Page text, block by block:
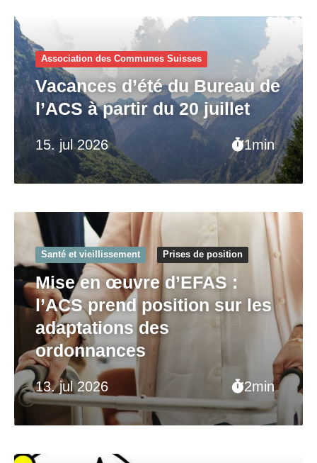
15. jul 2026 1min
Association des Communes Suisses
Vacances d’été du Bureau de
l’ACS à partir du 20 juillet
13. jul 2026 2min
Santé et vieillissement Prises de position
Mise en œuvre d’EFAS :
l’ACS prend position sur les
adaptations des
ordonnances